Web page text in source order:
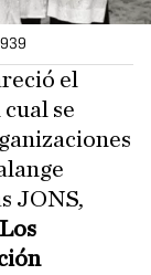
el
se
JONS,
Los